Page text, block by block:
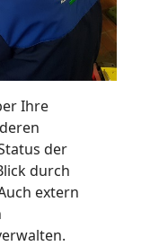
Ihre
der
durch
extern